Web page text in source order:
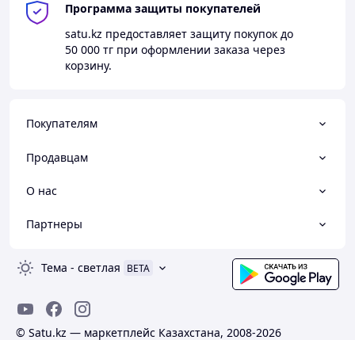
Программа защиты покупателей
satu.kz предоставляет защиту покупок до
50 000 тг при оформлении заказа через
корзину.
Покупателям
Продавцам
О нас
Партнеры
Тема - светлая BETA
© Satu.kz — маркетплейс Казахстана, 2008-2026